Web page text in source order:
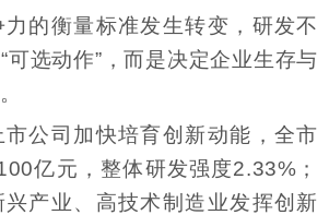
的衡量标准发生转变，研发不
可选动作”，而是决定企业生存与
公司加快培育创新动能，全市
亿元，整体研发强度2.33%；
兴产业、高技术制造业发挥创新